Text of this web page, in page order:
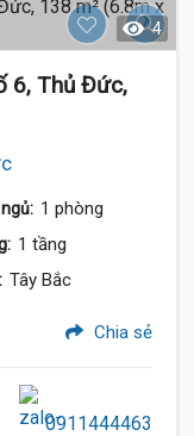
4
6, Thủ Đức,
1 phòng
1 tầng
Tây Bắc
Chia sẻ
0911444463